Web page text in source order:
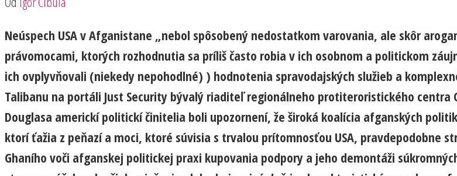
Neúspech USA v Afganistane „nebol spôsobený nedostatkom varovania, ale skôr
právomocami, ktorých rozhodnutia sa príliš často robia v ich osobnom a politickom
ich ovplyvňovali (niekedy nepohodlné) ) hodnotenia spravodajských služieb a
Talibanu na portáli Just Security bývalý riaditeľ regionálneho protiteroristického centra
Douglasa americkí politickí činitelia boli upozornení, že široká koalícia afganských
ktorí ťažia z peňazí a moci, ktoré súvisia s trvalou prítomnosťou USA, pravdepodobne
Ghaního voči afganskej politickej praxi kupovania podpory a jeho demontáži